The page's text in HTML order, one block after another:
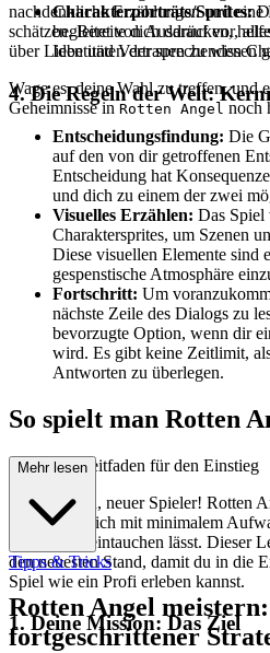
nachdenkliche Erzählungen und
schätzen. Bereite dich darauf vor,
über Liebe und Vertrauen zu wissen
Wage es, deine Wahl zu treffen, und
Geheimnisse in Rotten Angel noch
Charakterporträts/Sprites:
begleitet von Ausdrücken,
Identitäten der sprechenden
4. Die Regeln der Welt:
Entscheidungsfindung: Die
auf den von dir getroffenen
Entscheidung hat
und dich zu einem der zwei
Visuelles Erzählen: Das Spiel
Charaktersprites, um Szenen
Diese visuellen Elemente sind
gespenstische Atmosphäre
Fortschritt: Um
nächste Zeile des Dialogs zu
bevorzugte Option, wenn dir
wird. Es gibt keine Zeitlimit,
Antworten zu überlegen.
So spielt man Rotten
lständiger Leitfaden für den Einstieg
Willkommen, neuer Spieler! Rotten
Novel, der dich mit minimalem
Geschichte eintauchen lässt. Dieser
den neuesten Stand, damit du in die
Spiel wie ein Profi erleben kannst.
1. Deine Mission: Das Ziel
Mehr lesen
Tipps & Tricks
Rotten Angel
fortgeschrittener